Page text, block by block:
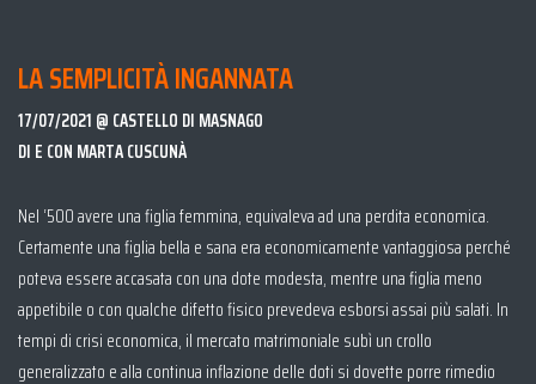
LA SEMPLICITÀ INGANNATA
17/07/2021 @ CASTELLO DI MASNAGO
DI E CON MARTA CUSCUNÀ
Nel ‘500 avere una figlia femmina, equivaleva ad una perdita economica.
Certamente una figlia bella e sana era economicamente vantaggiosa perché
poteva essere accasata con una dote modesta, mentre una figlia meno
appetibile o con qualche difetto fisico prevedeva esborsi assai più salati. In
tempi di crisi economica, il mercato matrimoniale subì un crollo
generalizzato e alla continua inflazione delle doti si dovette porre rimedio